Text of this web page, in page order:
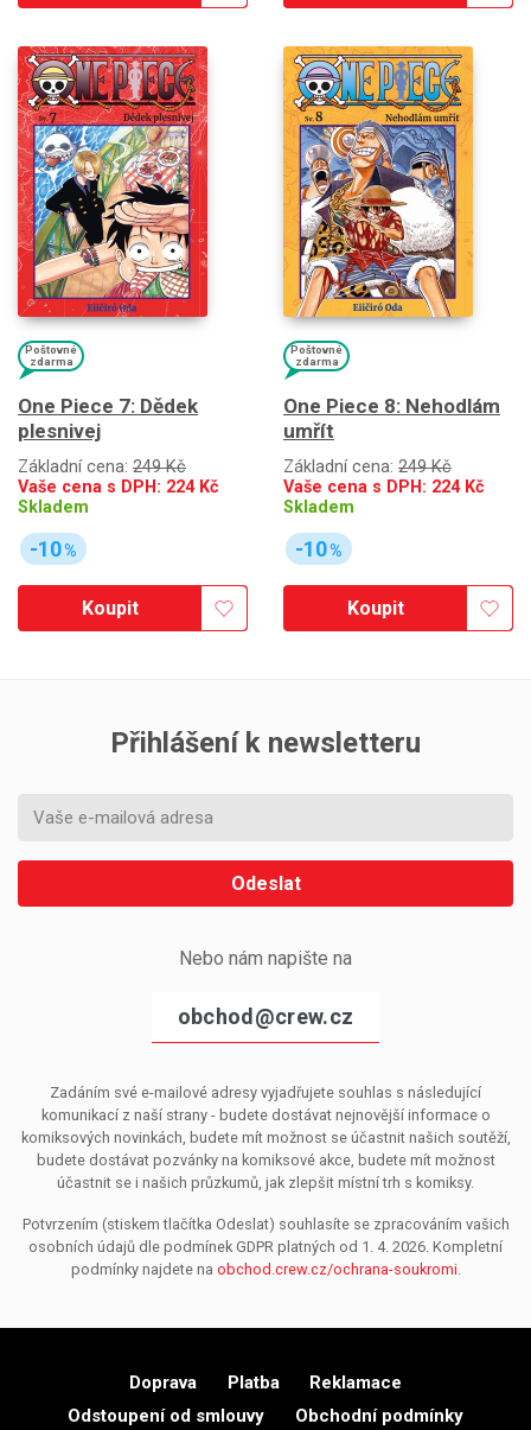
Poštovné
zdarma
One Piece 7: Dědek
plesnivej
Základní cena: 249 Kč
Vaše cena s DPH: 224Kč
Skladem
-10%
Koupit
Poštovné
zdarma
One Piece 8: Nehodlám
umřít
Základní cena: 249 Kč
Vaše cena s DPH: 224Kč
Skladem
-10%
Koupit
Přihlášení k newsletteru
Odeslat
Nebo nám napište na
obchod@crew.cz
Zadáním své e-mailové adresy vyjadřujete souhlas s následující
komunikací z naší strany - budete dostávat nejnovější informace o
komiksových novinkách, budete mít možnost se účastnit našich soutěží,
budete dostávat pozvánky na komiksové akce, budete mít možnost
účastnit se i našich průzkumů, jak zlepšit místní trh s komiksy.
Potvrzením (stiskem tlačítka Odeslat) souhlasíte se zpracováním vašich
osobních údajů dle podmínek GDPR platných od 1. 4. 2026. Kompletní
podmínky najdete na obchod.crew.cz/ochrana-soukromi.
Doprava Platba
Reklamace
Odstoupení od smlouvy
Obchodní podmínky